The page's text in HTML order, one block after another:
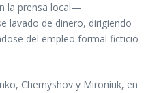
la prensa local—
lavado de dinero, dirigiendo
del empleo formal ficticio
Chernyshov y Mironiuk, en